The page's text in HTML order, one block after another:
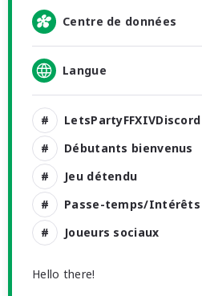
Centre de données
Langue
LetsPartyFFXIVDiscord
Débutants bienvenus
Jeu détendu
Passe-temps/Intérêts
Joueurs sociaux
Hello there!